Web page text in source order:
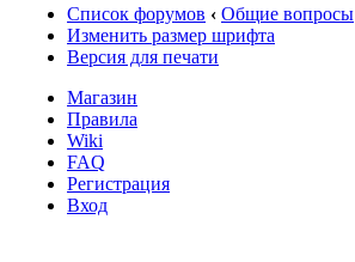
Список форумов ‹ Общие вопросы
Изменить размер шрифта
Версия для печати
Магазин
Правила
Wiki
FAQ
Регистрация
Вход